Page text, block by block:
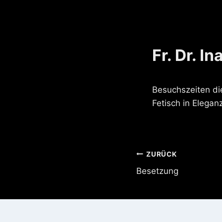
Fr. Dr.
Besuchszeiten
Fetisch in
ZURÜCK
Besetzung